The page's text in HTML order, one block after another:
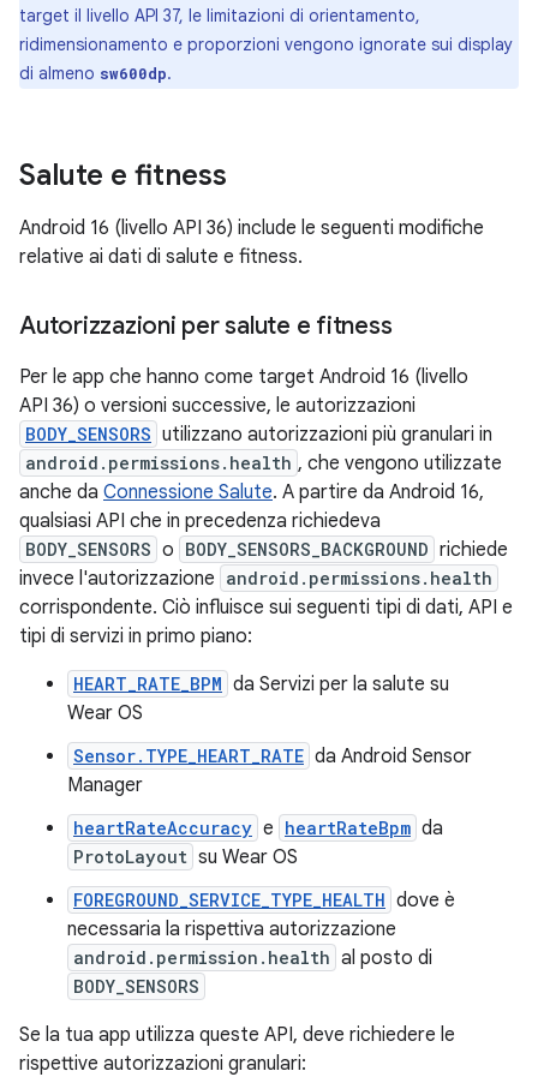
target il livello API 37, le limitazioni di orientamento,
ridimensionamento e proporzioni vengono ignorate sui display
di almeno sw600dp.
Salute e fitness
Android 16 (livello API 36) include le seguenti modifiche
relative ai dati di salute e fitness.
Autorizzazioni per salute e fitness
Per le app che hanno come target Android 16 (livello
API 36) o versioni successive, le autorizzazioni
BODY_SENSORS utilizzano autorizzazioni più granulari in
android.permissions.health , che vengono utilizzate
anche da Connessione Salute. A partire da Android 16,
qualsiasi API che in precedenza richiedeva
BODY_SENSORS o BODY_SENSORS_BACKGROUND richiede
invece l'autorizzazione android.permissions.health
corrispondente. Ciò influisce sui seguenti tipi di dati, API e
tipi di servizi in primo piano:
HEART_RATE_BPM da Servizi per la salute su
Wear OS
Sensor.TYPE_HEART_RATE da Android Sensor
Manager
heartRateAccuracy e heartRateBpm da
ProtoLayout su Wear OS
FOREGROUND_SERVICE_TYPE_HEALTH dove è
necessaria la rispettiva autorizzazione
android.permission.health al posto di
BODY_SENSORS
Se la tua app utilizza queste API, deve richiedere le
rispettive autorizzazioni granulari: